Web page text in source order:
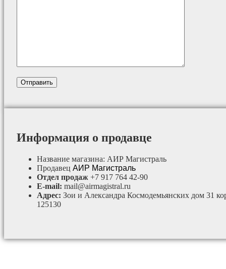
Информация о продавце
Название магазина: АИР Магистраль
Продавец АИР Магистраль
Отдел продаж +7 917 764 42-90
E-mail: mail@airmagistral.ru
Адрес: Зои и Александра Космодемьянских дом 31
125130